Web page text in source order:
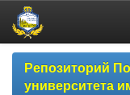
Skip
navigationРепозиторий
университета